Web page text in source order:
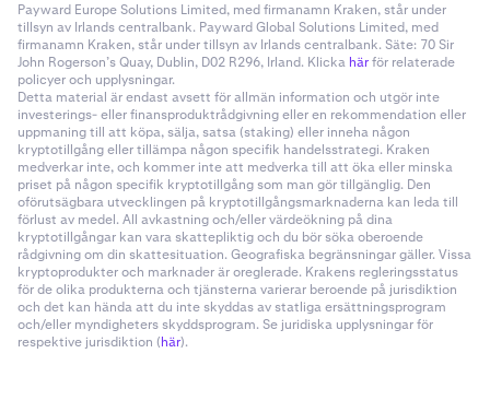
Payward Europe Solutions Limited, med firmanamn Kraken, står under
tillsyn av Irlands centralbank. Payward Global Solutions Limited, med
firmanamn Kraken, står under tillsyn av Irlands centralbank. Säte: 70 Sir
John Rogerson’s Quay, Dublin, D02 R296, Irland. Klicka härför relaterade
policyer och upplysningar.
Detta material är endast avsett för allmän information och utgör inte
investerings- eller finansproduktrådgivning eller en rekommendation eller
uppmaning till att köpa, sälja, satsa (staking) eller inneha någon
kryptotillgång eller tillämpa någon specifik handelsstrategi. Kraken
medverkar inte, och kommer inte att medverka till att öka eller minska
priset på någon specifik kryptotillgång som man gör tillgänglig. Den
oförutsägbara utvecklingen på kryptotillgångsmarknaderna kan leda till
förlust av medel. All avkastning och/eller värdeökning på dina
kryptotillgångar kan vara skattepliktig och du bör söka oberoende
rådgivning om din skattesituation. Geografiska begränsningar gäller. Vissa
kryptoprodukter och marknader är oreglerade. Krakens regleringsstatus
för de olika produkterna och tjänsterna varierar beroende på jurisdiktion
och det kan hända att du inte skyddas av statliga ersättningsprogram
och/eller myndigheters skyddsprogram. Se juridiska upplysningar för
respektive jurisdiktion (här).